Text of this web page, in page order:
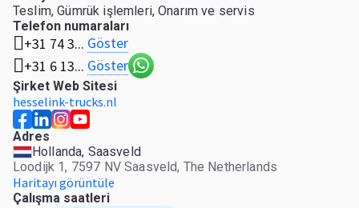
Teslim, Gümrük işlemleri, Onarım ve servis
Telefon numaraları
+31 74 3... Göster
+31 6 13... Göster
Şirket Web Sitesi
hesselink-trucks.nl
Adres
Hollanda, Saasveld
Loodijk 1, 7597 NV Saasveld, The Netherlands
Haritayı görüntüle
Çalışma saatleri